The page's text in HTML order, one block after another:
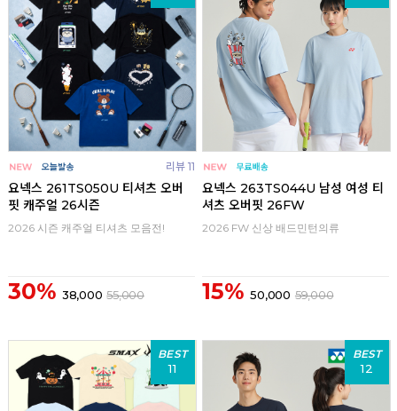
리뷰 11
요넥스 261TS050U 티셔츠 오버
핏 캐주얼 26시즌
2026 시즌 캐주얼 티셔츠 모음전!
30% 38,000 55,000
요넥스 263TS044U 남성 여성 티
셔츠 오버핏 26FW
2026 FW 신상 배드민턴의류
15% 50,000 59,000
BEST
11
BEST
12